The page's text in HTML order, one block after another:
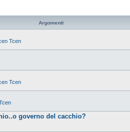
Argomenti
Tcen
Tcen
governo del cacchio?